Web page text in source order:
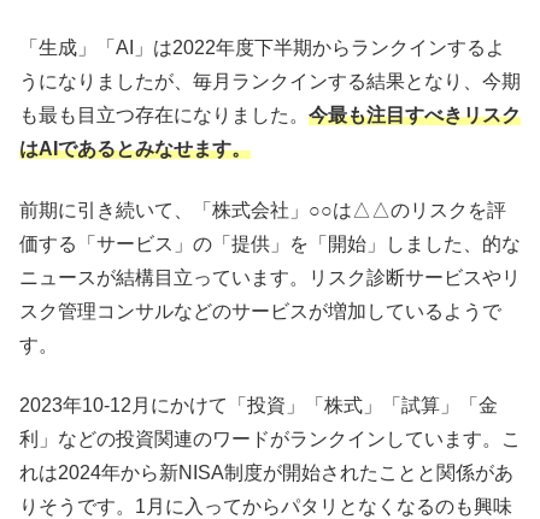
「生成」「AI」は2022年度下半期からランクインするよ
うになりましたが、毎月ランクインする結果となり、今期
も最も目立つ存在になりました。 今最も注目すべきリスク
はAIであるとみなせます。
前期に引き続いて、「株式会社」○○は△△のリスクを評
価する「サービス」の「提供」を「開始」しました、的な
ニュースが結構目立っています。リスク診断サービスやリ
スク管理コンサルなどのサービスが増加しているようで
す。
2023年10-12月にかけて「投資」「株式」「試算」「金
利」などの投資関連のワードがランクインしています。こ
れは2024年から新NISA制度が開始されたことと関係があ
りそうです。1月に入ってからパタリとなくなるのも興味